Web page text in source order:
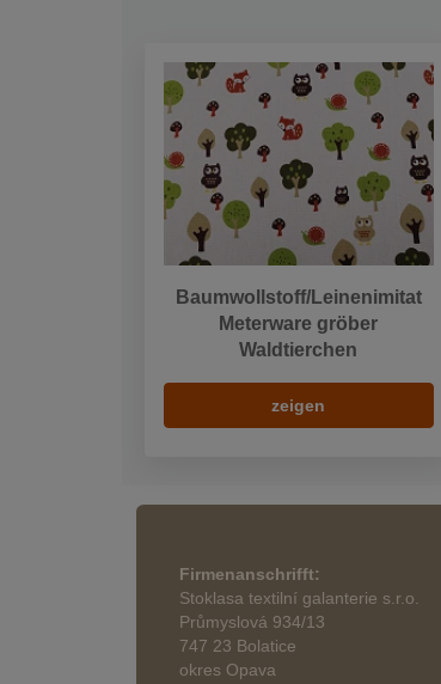
Baumwollstoff/Leinenimitat
Meterware gröber
Waldtierchen
zeigen
Firmenanschrifft:
Stoklasa textilní galanterie s.r.o.
Průmyslová 934/13
747 23 Bolatice
okres Opava